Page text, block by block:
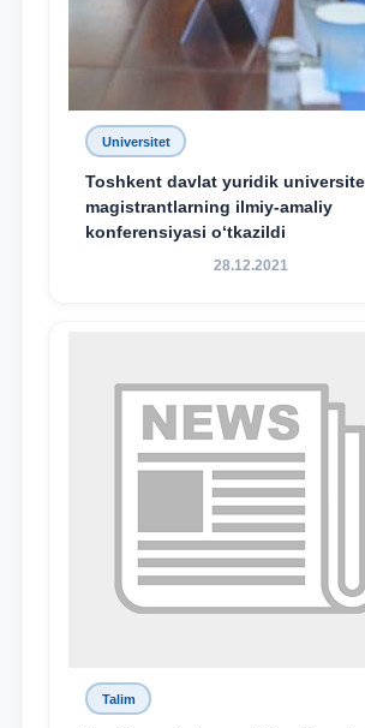
Universitet
Toshkent davlat yuridik
magistrantlarning ilmiy-amaliy
konferensiyasi o‘tkazildi
28.12.2021
Talim